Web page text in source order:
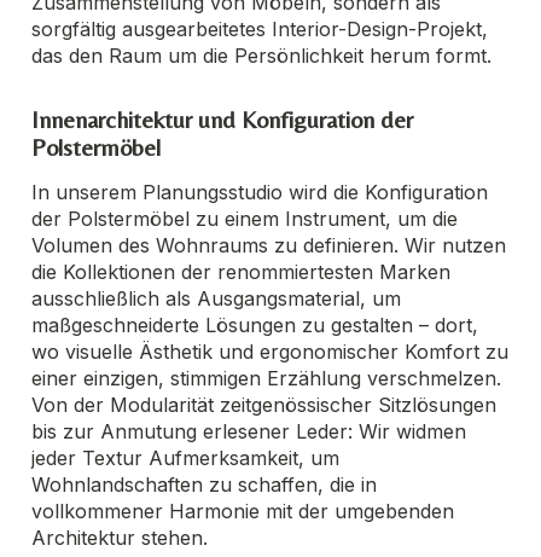
sorgfältig ausgearbeitetes Interior-Design-Projekt,
das den Raum um die Persönlichkeit herum formt.
Innenarchitektur und Konfiguration der
Polstermöbel
In unserem Planungsstudio wird die Konfiguration
der Polstermöbel zu einem Instrument, um die
Volumen des Wohnraums zu definieren. Wir nutzen
die Kollektionen der renommiertesten Marken
ausschließlich als Ausgangsmaterial, um
maßgeschneiderte Lösungen zu gestalten – dort,
wo visuelle Ästhetik und ergonomischer Komfort zu
einer einzigen, stimmigen Erzählung verschmelzen.
Von der Modularität zeitgenössischer Sitzlösungen
bis zur Anmutung erlesener Leder: Wir widmen
jeder Textur Aufmerksamkeit, um
Wohnlandschaften zu schaffen, die in
vollkommener Harmonie mit der umgebenden
Architektur stehen.